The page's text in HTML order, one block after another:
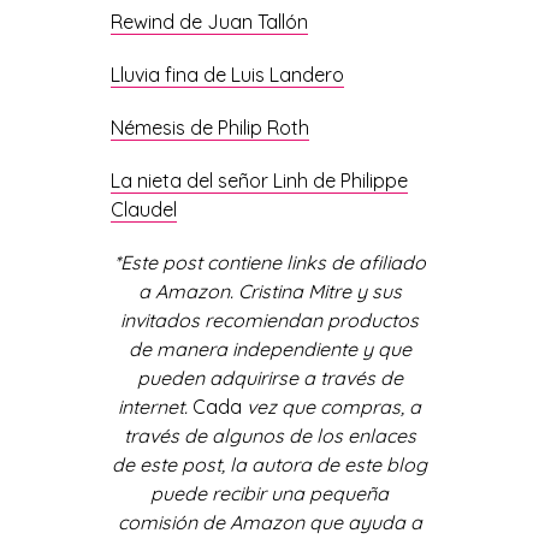
Rewind de Juan Tallón
Lluvia fina de Luis Landero
Némesis de Philip Roth
La nieta del señor Linh de Philippe
Claudel
*Este post contiene links de afiliado
a Amazon. Cristina Mitre y sus
invitados recomiendan productos
de manera independiente y que
pueden adquirirse a través de
internet. Cada vez que compras, a
través de algunos de los enlaces
de este post, la autora de este blog
puede recibir una pequeña
comisión de Amazon que ayuda a